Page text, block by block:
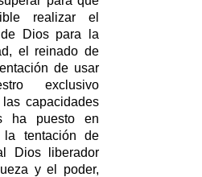
realizar el
Dios para la
el reinado de
de usar
exclusivo
capacidades
ha puesto en
la tentación de
Dios liberador
y el poder,